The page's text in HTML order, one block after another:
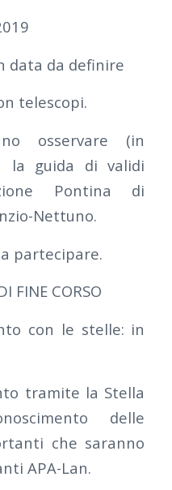
data da definire
telescopi.
osservare (in
la guida di validi
Pontina di
Nettuno.
partecipare.
FINE CORSO
con le stelle: in
tramite la Stella
delle
che saranno
APA-Lan.